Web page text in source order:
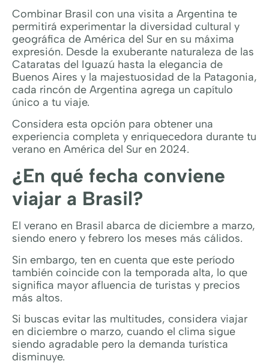
Combinar Brasil con una visita a Argentina te
permitirá experimentar la diversidad cultural y
geográfica de América del Sur en su máxima
expresión. Desde la exuberante naturaleza de las
Cataratas del Iguazú hasta la elegancia de
Buenos Aires y la majestuosidad de la Patagonia,
cada rincón de Argentina agrega un capítulo
único a tu viaje.
Considera esta opción para obtener una
experiencia completa y enriquecedora durante tu
verano en América del Sur en 2024.
¿En qué fecha conviene
viajar a Brasil?
El verano en Brasil abarca de diciembre a marzo,
siendo enero y febrero los meses más cálidos.
Sin embargo, ten en cuenta que este período
también coincide con la temporada alta, lo que
significa mayor afluencia de turistas y precios
más altos.
Si buscas evitar las multitudes, considera viajar
en diciembre o marzo, cuando el clima sigue
siendo agradable pero la demanda turística
disminuye.